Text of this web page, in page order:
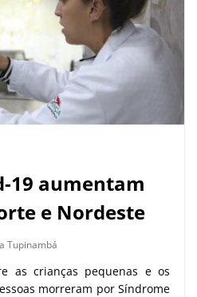
19 aumentam
e Nordeste
Tupinambá
as crianças pequenas e os
morreram por Síndrome